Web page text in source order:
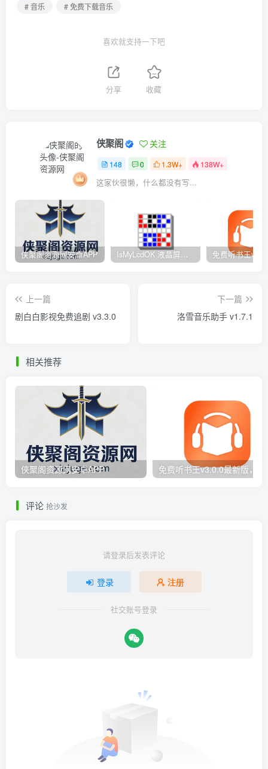
# 音乐
# 免费下载音乐
喜欢就支持一下吧
分享 收藏
侠聚阁 关注
148 0 1.3W+ 138W+
这家伙很懒，什么都没有写...
侠聚阁资源网安卓APP IsMyLcdOK 液晶屏检测工具 – 8种纯色+渐变测试 快速定位屏幕缺陷
上一篇
剧白白影视免费追剧 v3.3.0
下一篇
洛雪音乐助手 v1.7.1
相关推荐
侠聚阁资源网安卓APP
评论 抢沙发
请登录后发表评论
登录 注册
社交账号登录